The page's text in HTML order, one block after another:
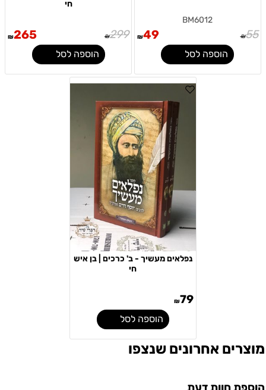
BM6012
₪55
₪49
הוספה לסל
חי
₪299
₪265
הוספה לסל
נפלאים מעשיך - ב' כרכים | בן איש
חי
₪79
הוספה לסל
מוצרים אחרונים שנצפו